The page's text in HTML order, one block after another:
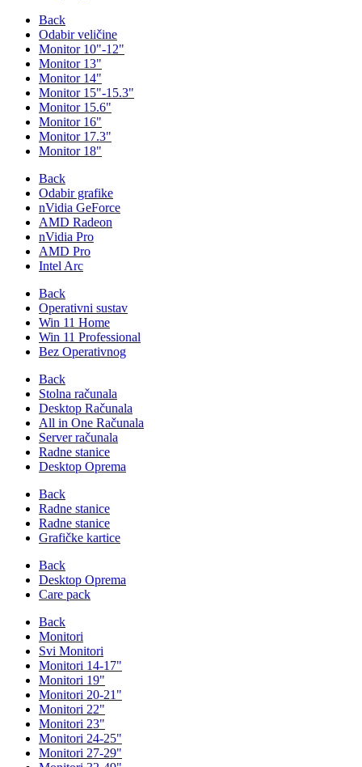
Back
Odabir veličine
Monitor 10"-12"
Monitor 13"
Monitor 14"
Monitor 15"-15.3"
Monitor 15.6"
Monitor 16"
Monitor 17.3"
Monitor 18"
Back
Odabir grafike
nVidia GeForce
AMD Radeon
nVidia Pro
AMD Pro
Intel Arc
Back
Operativni sustav
Win 11 Home
Win 11 Professional
Bez Operativnog
Back
Stolna računala
Desktop Računala
All in One Računala
Server računala
Radne stanice
Desktop Oprema
Back
Radne stanice
Radne stanice
Grafičke kartice
Back
Desktop Oprema
Care pack
Back
Monitori
Svi Monitori
Monitori 14-17"
Monitori 19"
Monitori 20-21"
Monitori 22"
Monitori 23"
Monitori 24-25"
Monitori 27-29"